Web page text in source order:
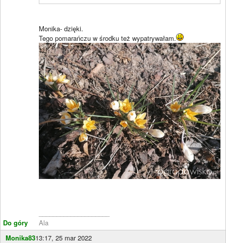
Do góry
Monika- dzięki.
Tego pomarańczu w środku też wypatrywałam.
Ala
Monika8313:17, 25 mar 2022